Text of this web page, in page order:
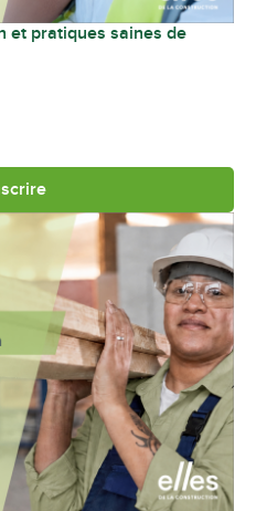
et pratiques saines de